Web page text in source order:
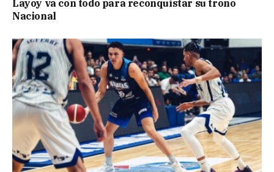
Layoy va con todo para reconquistar su trono
Nacional